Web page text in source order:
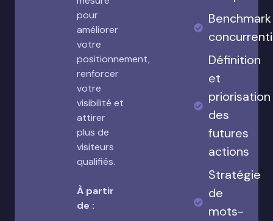
pour
améliorer
votre
positionnement,
renforcer
votre
visibilité et
attirer
plus de
visiteurs
qualifiés.
À partir
de :
Benchmark
Définition
et
priorisation
des
futures
actions
Stratégie
de
mots-